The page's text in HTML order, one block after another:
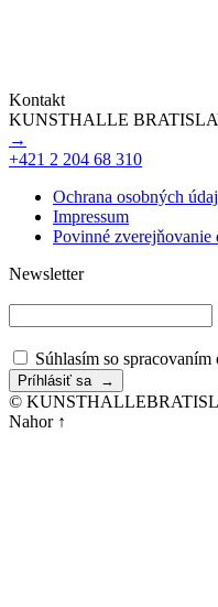
Kontakt
KUNSTHALLE
→
+421 2 204 68 310
Ochrana osobných
Impressum
Povinné zverejňovanie
Newsletter
Súhlasím so
©
Nahor ↑